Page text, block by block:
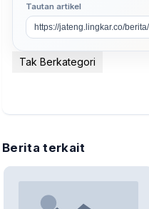
Tautan artikel
Tak Berkategori
Berita terkait